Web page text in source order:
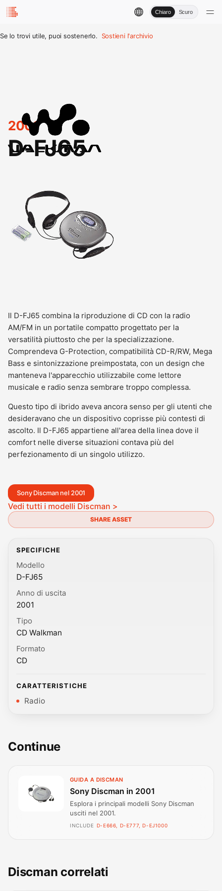
Chiaro Scuro
Se lo trovi utile, puoi sostenerlo. Sostieni l'archivio
2001
D-FJ65
Il D-FJ65 combina la riproduzione di CD con la radio
AM/FM in un portatile compatto progettato per la
versatilità piuttosto che per la specializzazione.
Comprendeva G-Protection, compatibilità CD-R/RW, Mega
Bass e sintonizzazione preimpostata, con un design che
manteneva l'apparecchio utilizzabile come lettore
musicale e radio senza sembrare troppo complessa.
Questo tipo di ibrido aveva ancora senso per gli utenti che
desideravano che un dispositivo coprisse più contesti di
ascolto. Il D-FJ65 appartiene all'area della linea dove il
comfort nelle diverse situazioni contava più del
perfezionamento di un singolo utilizzo.
Sony Discman nel 2001
Vedi tutti i modelli Discman >
SHARE ASSET
SPECIFICHE
Modello
D-FJ65
Anno di uscita
2001
Tipo
CD Walkman
Formato
CD
CARATTERISTICHE
Radio
Continue
GUIDA A DISCMAN
Sony Discman in 2001
Esplora i principali modelli Sony Discman
usciti nel 2001.
INCLUDE D-E666, D-E777, D-EJ1000
Discman correlati